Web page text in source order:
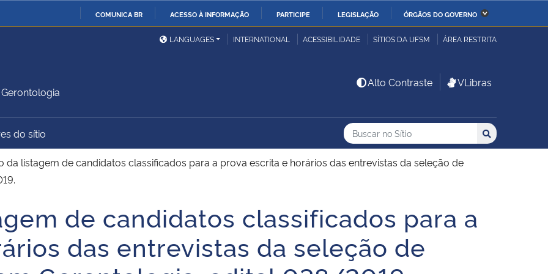
COMUNICA BR ACESSO À INFORMAÇÃO PARTICIPE LEGISLAÇÃO ÓRGÃOS DO GOVERNO
Ministério da Defesa
Ministério das Relações
Exteriores
Ministério da Economia Ministério da Infraestrutura
Ministério da Ciência,
Tecnologia, Inovações e
Ministério do
Desenvolvimento Regional
União
Família e dos Direitos
Advocacia-Geral da União Banco Central do Brasil Planalto
LANGUAGES INTERNATIONAL ACESSIBILIDADE SÍTIOS DA UFSM ÁREA RESTRITA
Alto Contraste VLibras
do sítio Busca
Buscar no no Sítio
Busca: Buscar
da listagem de candidatos classificados para a prova escrita e horários das entrevistas da seleção de
de candidatos classificados para a
das entrevistas da seleção de